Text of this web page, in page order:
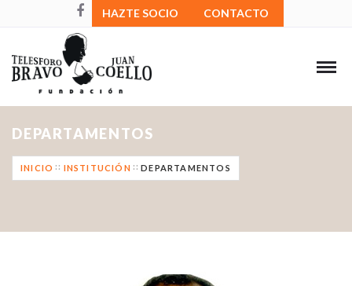
HAZTE SOCIO CONTACTO
DEPARTAMENTOS
INICIO INSTITUCIÓN DEPARTAMENTOS